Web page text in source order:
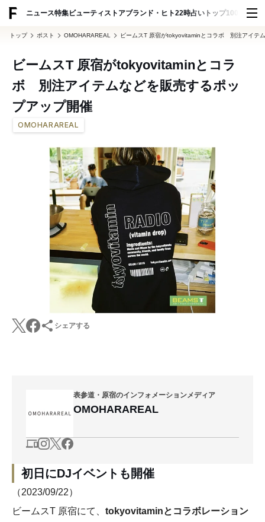
ニュース特集ビューティ ストアブランド・ヒト22時占い トップ100 スナッ
トップ ポスト OMOHARAREAL ビームスT 原宿がtokyovitaminとコラボ 別注アイテ
ビームスT 原宿がtokyovitaminとコラ
ボ 別注アイテムなどを販売するポッ
プアップ開催
OMOHARAREAL
シェアする
表参道・原宿のインフォメーションメディア
OMOHARAREAL
初日にDJイベントも開催
（2023/09/22）
ビームスT 原宿にて、 tokyovitaminとコラボレーション